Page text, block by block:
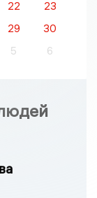
22
23
29
30
5 6